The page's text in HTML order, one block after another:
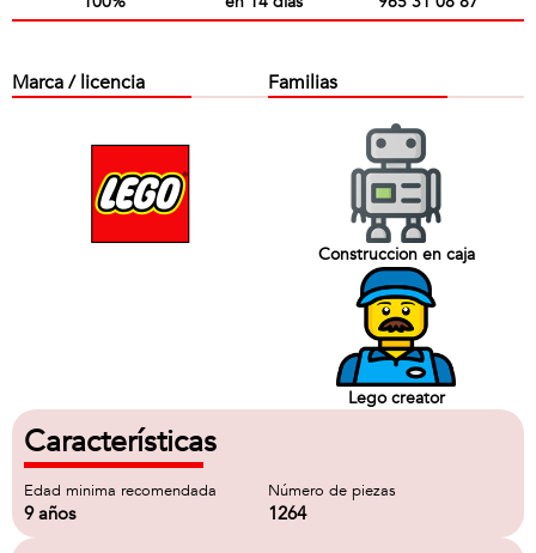
Marca / licencia Familias
Construccion en caja
Lego creator
Características
Edad minima recomendada
9 años
Número de piezas
1264